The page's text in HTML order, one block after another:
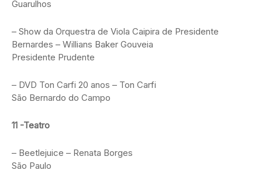
Guarulhos
– Show da Orquestra de Viola Caipira de Presidente
Bernardes – Willians Baker Gouveia
Presidente Prudente
– DVD Ton Carfi 20 anos – Ton Carfi
São Bernardo do Campo
11 -Teatro
– Beetlejuice – Renata Borges
São Paulo